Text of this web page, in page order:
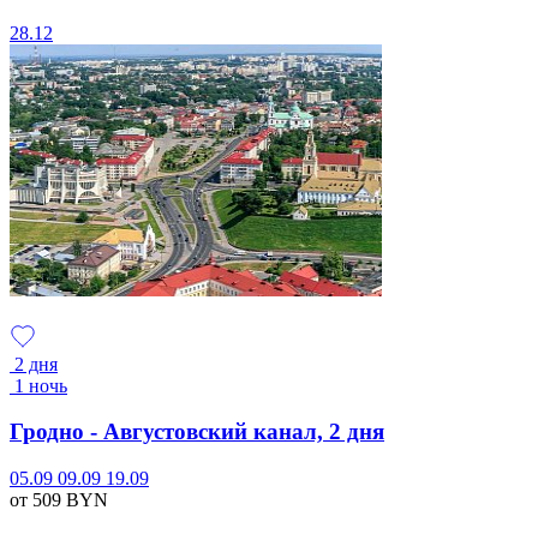
28.12
2 дня
1 ночь
Гродно - Августовский канал, 2 дня
05.09 09.09 19.09
от 509 BYN